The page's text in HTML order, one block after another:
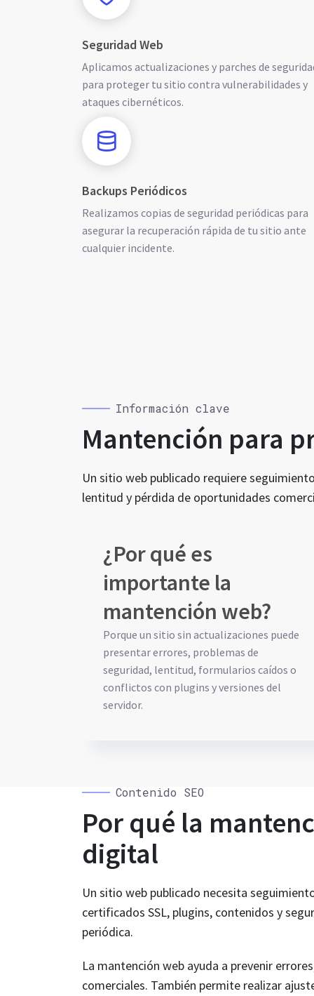
Seguridad Web
Aplicamos actualizaciones y parches de
para proteger tu sitio contra vulnerabilidades y
ataques cibernéticos.
Backups Periódicos
Realizamos copias de seguridad periódicas para
asegurar la recuperación rápida de tu sitio ante
cualquier incidente.
Información clave
Mantención para
Un sitio web publicado requiere
lentitud y pérdida de oportunidades
¿Por qué es
importante la
mantención web?
Porque un sitio sin actualizaciones puede
presentar errores, problemas de
seguridad, lentitud, formularios caídos o
conflictos con plugins y versiones del
servidor.
Contenido SEO
Por qué la
digital
Un sitio web publicado necesita
certificados SSL, plugins, contenidos y
periódica.
La mantención web ayuda a prevenir
comerciales. También permite realizar